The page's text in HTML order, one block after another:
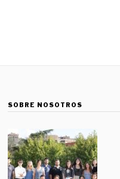
SOBRE NOSOTROS